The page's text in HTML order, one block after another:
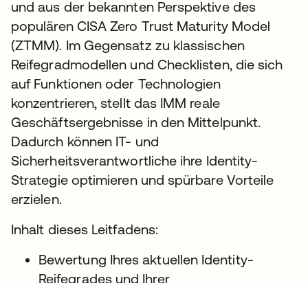
und aus der bekannten Perspektive des
populären CISA Zero Trust Maturity Model
(ZTMM). Im Gegensatz zu klassischen
Reifegradmodellen und Checklisten, die sich
auf Funktionen oder Technologien
konzentrieren, stellt das IMM reale
Geschäftsergebnisse in den Mittelpunkt.
Dadurch können IT- und
Sicherheitsverantwortliche ihre Identity-
Strategie optimieren und spürbare Vorteile
erzielen.
Inhalt dieses Leitfadens:
Bewertung Ihres aktuellen Identity-
Reifegrades und Ihrer